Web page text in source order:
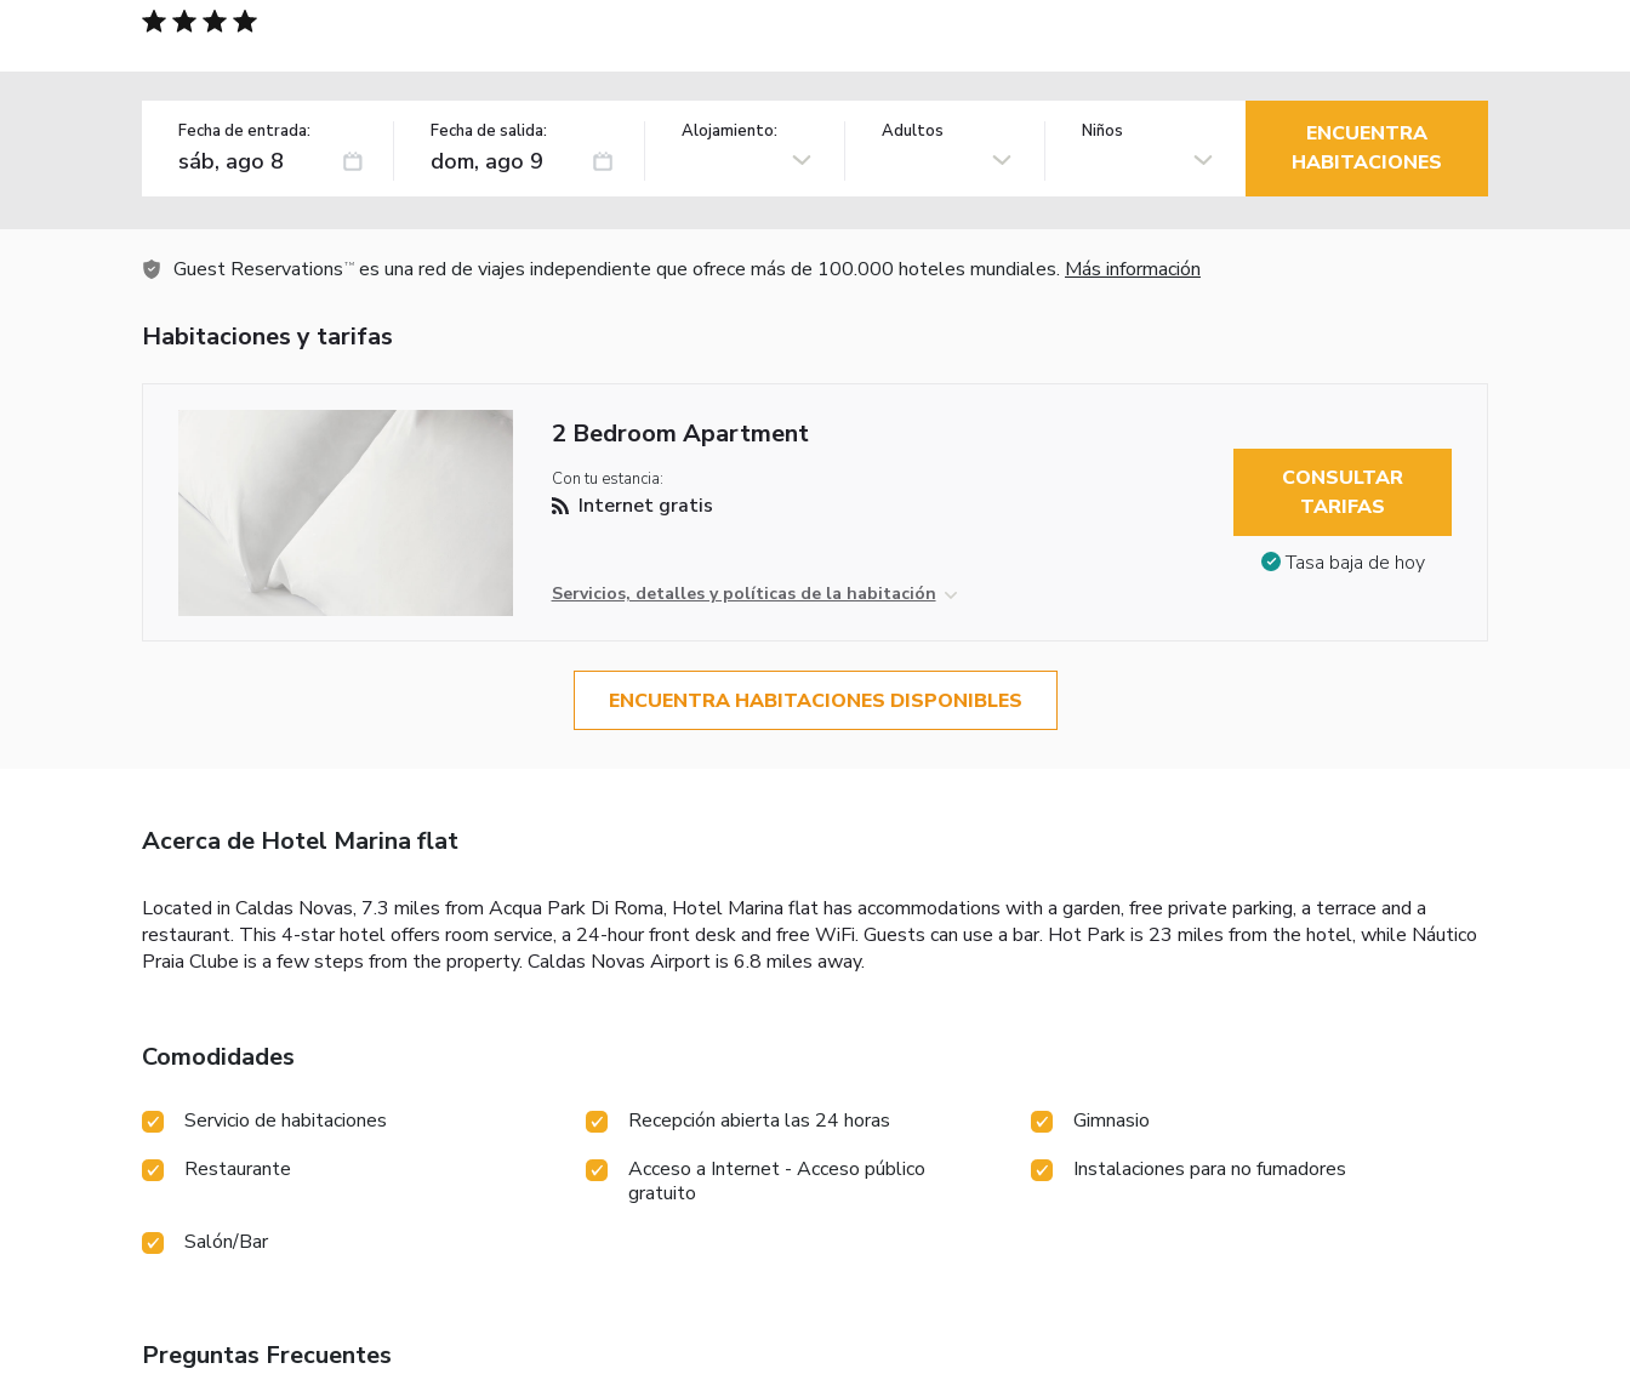
Fecha de entrada: Fecha de salida: Alojamiento: Adultos Niños
ENCUENTRA
HABITACIONES
Guest Reservations TM es una red de viajes independiente que ofrece más de 100.000 hoteles mundiales. Más información
Habitaciones y tarifas
2 Bedroom Apartment
Con tu estancia:
Internet gratis
Servicios, detalles y políticas de la habitación
CONSULTAR
TARIFAS
Tasa baja de hoy
ENCUENTRA HABITACIONES DISPONIBLES
Acerca de Hotel Marina flat
Located in Caldas Novas, 7.3 miles from Acqua Park Di Roma, Hotel Marina flat has accommodations with a garden, free private parking, a terrace and a
restaurant. This 4-star hotel offers room service, a 24-hour front desk and free WiFi. Guests can use a bar. Hot Park is 23 miles from the hotel, while Náutico
Praia Clube is a few steps from the property. Caldas Novas Airport is 6.8 miles away.
Comodidades
Servicio de habitaciones Recepción abierta las 24 horas
Gimnasio
Restaurante
Acceso a Internet - Acceso público
gratuito
Instalaciones para no fumadores
Salón/Bar
Preguntas Frecuentes